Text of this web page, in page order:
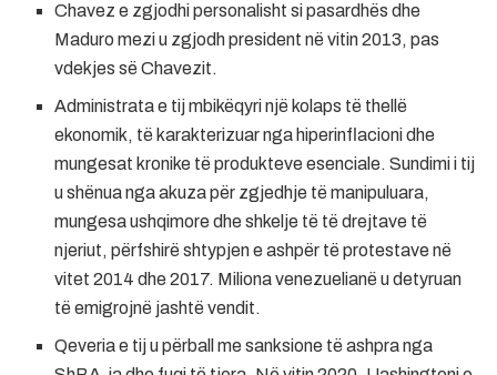
Chavez e zgjodhi personalisht si pasardhës dhe
Maduro mezi u zgjodh president në vitin 2013, pas
vdekjes së Chavezit.
Administrata e tij mbikëqyri një kolaps të thellë
ekonomik, të karakterizuar nga hiperinflacioni dhe
mungesat kronike të produkteve esenciale. Sundimi i tij
u shënua nga akuza për zgjedhje të manipuluara,
mungesa ushqimore dhe shkelje të të drejtave të
njeriut, përfshirë shtypjen e ashpër të protestave në
vitet 2014 dhe 2017. Miliona venezuelianë u detyruan
të emigrojnë jashtë vendit.
Qeveria e tij u përball me sanksione të ashpra nga